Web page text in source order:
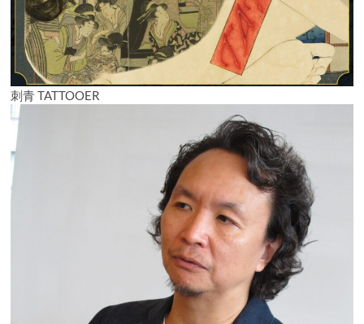
刺青 TATTOOER